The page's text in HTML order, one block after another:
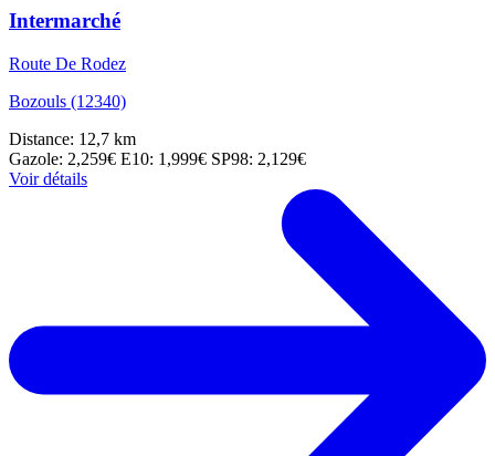
Intermarché
Route De Rodez
Bozouls (12340)
Distance: 12,7 km
Gazole: 2,259€ E10: 1,999€ SP98: 2,129€
Voir détails